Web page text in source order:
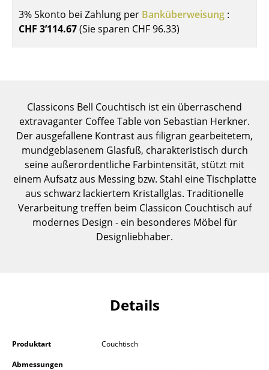
Kindertische
Gartentische
... alle Tische
Aufbewahren
Regale & Schränke
Bücherregale
Wandregale
Sideboards & Kommoden
Kleinaufbewahrung
3% Skonto bei Zahlung per Banküberweisung :
CHF 3’114.67(Sie sparen CHF 96.33)
Classicons Bell Couchtisch ist ein überraschend
extravaganter Coffee Table von Sebastian Herkner.
Der ausgefallene Kontrast aus filigran gearbeitetem,
mundgeblasenem Glasfuß, charakteristisch durch
seine außerordentliche Farbintensität, stützt mit
einem Aufsatz aus Messing bzw. Stahl eine Tischplatte
aus schwarz lackiertem Kristallglas. Traditionelle
Verarbeitung treffen beim Classicon Couchtisch auf
modernes Design - ein besonderes Möbel für
Designliebhaber.
Details
Produktart
Couchtisch
Abmessungen